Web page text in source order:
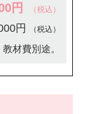
円 （税込）
円 （税込）
材費別途。